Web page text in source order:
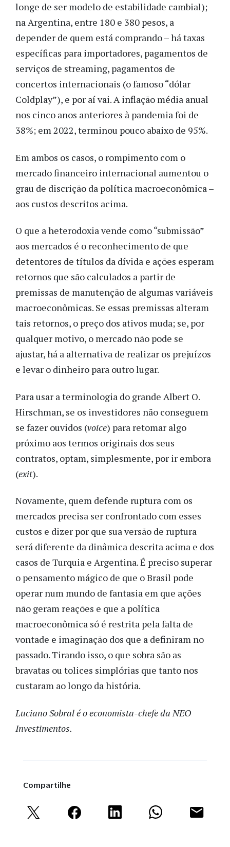
longe de ser modelo de estabilidade cambial);
na Argentina, entre 180 e 380 pesos, a
depender de quem está comprando – há taxas
específicas para importadores, pagamentos de
serviços de streaming, pagamentos de
concertos internacionais (o famoso “dólar
Coldplay”), e por aí vai.A inflação média anual
nos cinco anos anteriores à pandemia foi de
38%; em 2022, terminou pouco abaixo de 95%.
Em ambos os casos, o rompimento com o
mercado financeiro internacional aumentou o
grau de discrição da política macroeconômica –
aos custos descritos acima.
O que a heterodoxia vende como “submissão”
aos mercados é o reconhecimento de que
detentores de títulos da dívida e ações esperam
retornos que são calculados a partir de
premissas de manutenção de algumas variáveis
macroeconômicas. Se essas premissas alteram
tais retornos, o preço dos ativos muda; se, por
qualquer motivo, o mercado não pode se
ajustar, há a alternativa de realizar os prejuízos
e levar o dinheiro para outro lugar.
Para usar a terminologia do grande Albert O.
Hirschman, se os investidores não conseguem
se fazer ouvidos (voice) para retomar algo
próximo aos termos originais dos seus
contratos, optam, simplesmente, por ir embora
(exit).
Novamente, quem defende ruptura com os
mercados precisa ser confrontado com esses
custos e dizer por que sua versão de ruptura
será diferente da dinâmica descrita acima e dos
casos de Turquia e Argentina. É preciso superar
o pensamento mágico de que o Brasil pode
operar num mundo de fantasia em que ações
não geram reações e que a política
macroeconômica só é restrita pela falta de
vontade e imaginação dos que a definiram no
passado. Tirando isso, o que sobra são as
bravatas ou tolices simplórias que tanto nos
custaram ao longo da história.
Luciano Sobral é o economista-chefe da NEO
Investimentos.
Compartilhe